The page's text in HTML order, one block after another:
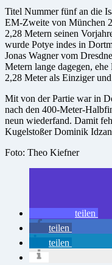
Titel Nummer fünf an die
EM-Zweite von München
2,28 Metern seinen
wurde Potye indes in
Jonas Wagner vom
Metern lange dagegen,
2,28 Meter als Einziger
Mit von der Partie war in
nach den 400-Meter-
neun wiederfand. Damit
Kugelstoßer Dominik
Foto: Theo Kiefner
teilen
teilen
teilen